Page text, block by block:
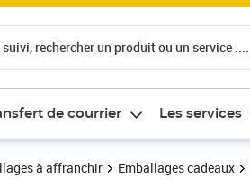
suivi, rechercher un produit ou un service ....
de courrier Les services
à affranchir Emballages cadeaux